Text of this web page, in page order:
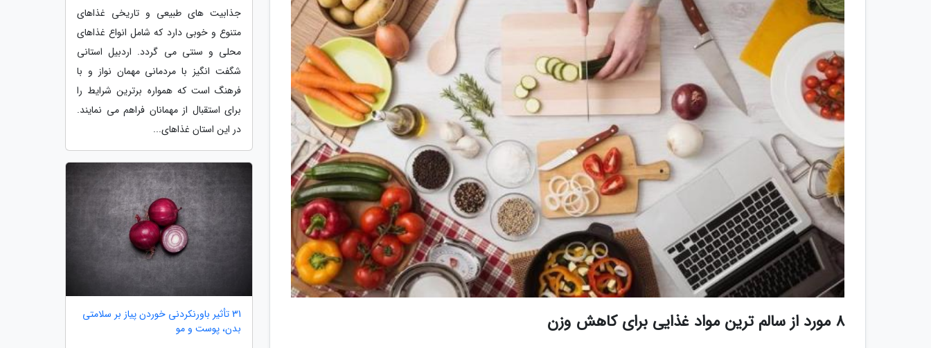
8 مورد از سالم ترین مواد غذایی برای کاهش وزن
جذابیت های طبیعی و تاریخی غذاهای
متنوع و خوبی دارد که شامل انواع غذاهای
محلی و سنتی می گردد. اردبیل استانی
شگفت انگیز با مردمانی مهمان نواز و با
فرهنگ است که همواره برترین شرایط را
برای استقبال از مهمانان فراهم می نمایند.
در این استان غذاهای...
31 تأثیر باورنکردنی خوردن پیاز بر سلامتی
بدن، پوست و مو